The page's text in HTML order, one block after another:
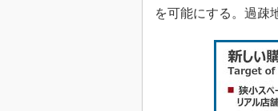
を可能にする。過疎